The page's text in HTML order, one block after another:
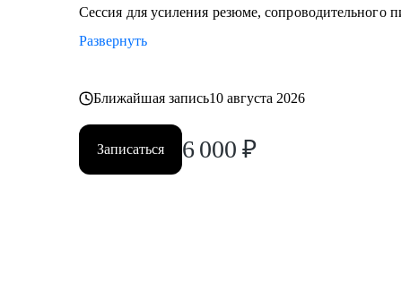
Сессия для усиления резюме, сопроводительного
Развернуть
Ближайшая запись10 августа 2026
Записаться 6 000 ₽